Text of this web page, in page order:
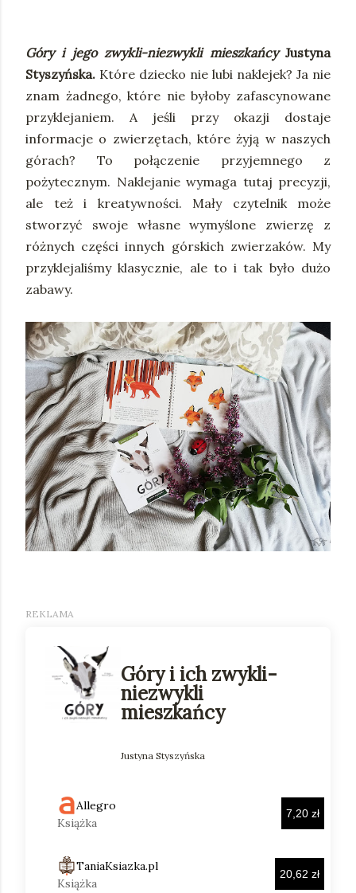
Góry i jego zwykli-niezwykli mieszkańcyJustyna
Styszyńska. Które dziecko nie lubi naklejek? Ja nie
znam żadnego, które nie byłoby zafascynowane
przyklejaniem. A jeśli przy okazji dostaje
informacje o zwierzętach, które żyją w naszych
górach? To połączenie przyjemnego z
pożytecznym. Naklejanie wymaga tutaj precyzji,
ale też i kreatywności. Mały czytelnik może
stworzyć swoje własne wymyślone zwierzę z
różnych części innych górskich zwierzaków. My
przyklejaliśmy klasycznie, ale to i tak było dużo
zabawy.